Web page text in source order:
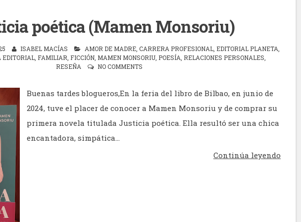
poética (Mamen Monsoriu)
ISABEL MACÍAS AMOR DE MADRE, CARRERA PROFESIONAL, EDITORIAL PLANETA
EDITORIAL, FAMILIAR FICCIÓN, MAMEN MONSORIU, POESÍA RELACIONES PERSONALES
RESEÑA
NO COMMENTS
Buenas tardes blogueros,En la feria del libro de Bilbao, en junio de
2024, tuve el placer de conocer a Mamen Monsoriu y de comprar su
primera novela titulada Justicia poética. Ella resultó ser una chica
encantadora, simpática...
Continúa leyendo